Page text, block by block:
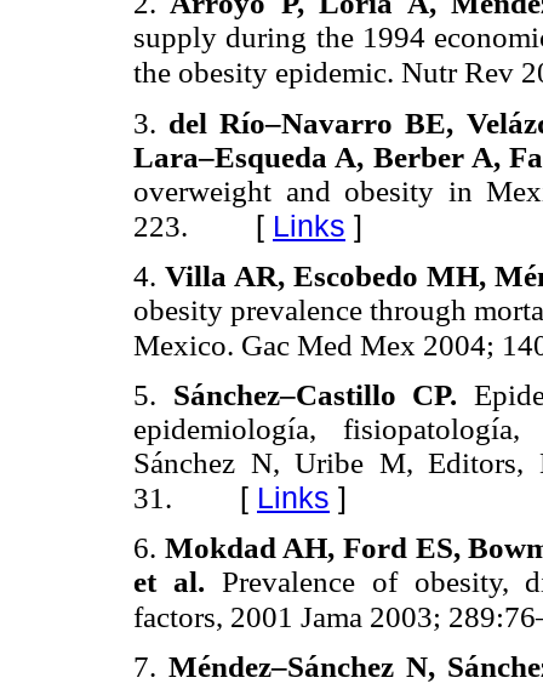
supply during the 1994
the obesity epidemic. Nutr Rev
3. del Río–Navarro BE,
Lara–Esqueda A, Berber A,
overweight and obesity in
223. [ Links ]
4. Villa AR, Escobedo MH,
obesity prevalence through
Mexico. Gac Med Mex 2004;
5. Sánchez–Castillo CP.
epidemiología,
Sánchez N, Uribe M,
31. [ Links ]
6. Mokdad AH, Ford ES,
et al. Prevalence of obesity,
factors, 2001 Jama 2003;
7. Méndez–Sánchez N,